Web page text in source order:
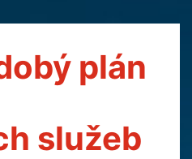
plán
služeb